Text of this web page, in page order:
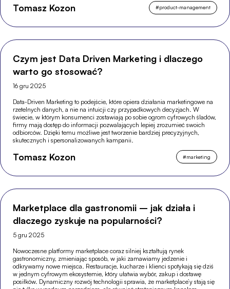
Tomasz Kozon #product-management
Czym jest Data Driven Marketing i dlaczego
warto go stosować?
16 gru 2025
Data-Driven Marketing to podejście, które opiera działania marketingowe na
rzetelnych danych, a nie na intuicji czy przypadkowych decyzjach. W
świecie, w którym konsumenci zostawiają po sobie ogrom cyfrowych śladów,
firmy mają dostęp do informacji pozwalających lepiej zrozumieć swoich
odbiorców. Dzięki temu możliwe jest tworzenie bardziej precyzyjnych,
skutecznych i spersonalizowanych kampanii.
Tomasz Kozon #marketing
Marketplace dla gastronomii – jak działa i
dlaczego zyskuje na popularności?
5 gru 2025
Nowoczesne platformy marketplace coraz silniej kształtują rynek
gastronomiczny, zmieniając sposób, w jaki zamawiamy jedzenie i
odkrywamy nowe miejsca. Restauracje, kucharze i klienci spotykają się dziś
w jednym cyfrowym ekosystemie, który ułatwia wybór, zakup i dostawę
posiłków. Dynamiczny rozwój technologii sprawia, że marketplace’y stają się